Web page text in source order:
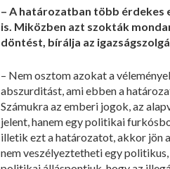
– A határozatban több érdekes
is. Miközben azt szokták
döntést, bírálja az
– Nem osztom azokat a
abszurditást, ami ebben a
Számukra az emberi jogok, az
jelent, hanem egy politikai
illetik ezt a határozatot, akkor jön
nem veszélyeztetheti egy